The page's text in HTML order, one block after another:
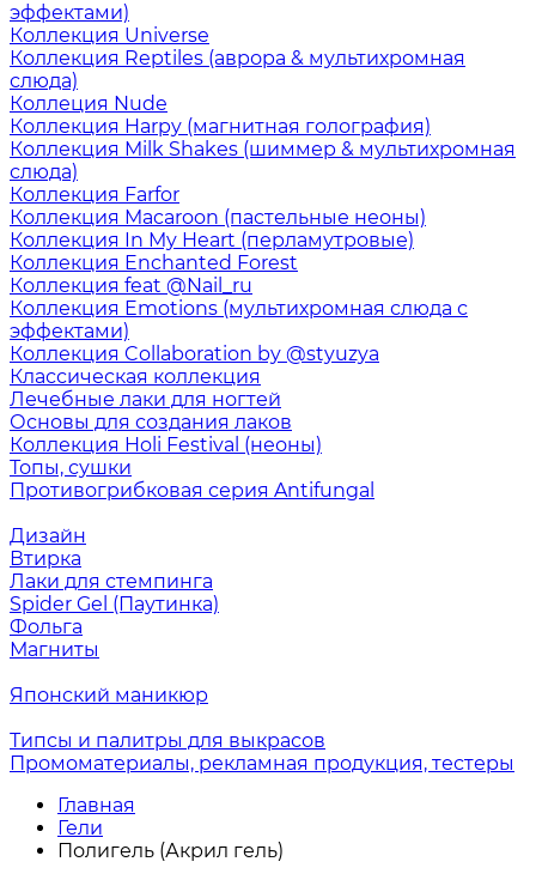
эффектами)
Коллекция Universe
Коллекция Reptiles (аврора & мультихромная
слюда)
Коллеция Nude
Коллекция Harpy (магнитная голография)
Коллекция Milk Shakes (шиммер & мультихромная
слюда)
Коллекция Farfor
Коллекция Macaroon (пастельные неоны)
Коллекция In My Heart (перламутровые)
Коллекция Enchanted Forest
Коллекция feat @Nail_ru
Коллекция Emotions (мультихромная слюда с
эффектами)
Коллекция Collaboration by @styuzya
Классическая коллекция
Лечебные лаки для ногтей
Основы для создания лаков
Коллекция Holi Festival (неоны)
Топы, сушки
Противогрибковая серия Antifungal
Дизайн
Втирка
Лаки для стемпинга
Spider Gel (Паутинка)
Фольга
Магниты
Японский маникюр
Типсы и палитры для выкрасов
Промоматериалы, рекламная продукция, тестеры
Главная
Гели
Полигель (Акрил гель)